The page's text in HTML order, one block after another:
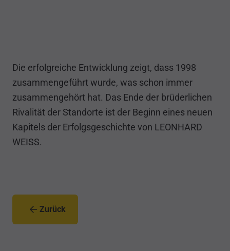
Die erfolgreiche Entwicklung zeigt, dass 1998
zusammengeführt wurde, was schon immer
zusammengehört hat. Das Ende der brüderlichen
Rivalität der Standorte ist der Beginn eines neuen
Kapitels der Erfolgsgeschichte von LEONHARD
WEISS.
Zurück